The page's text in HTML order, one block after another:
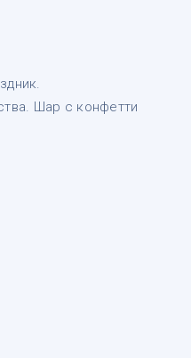
Шар с конфетти